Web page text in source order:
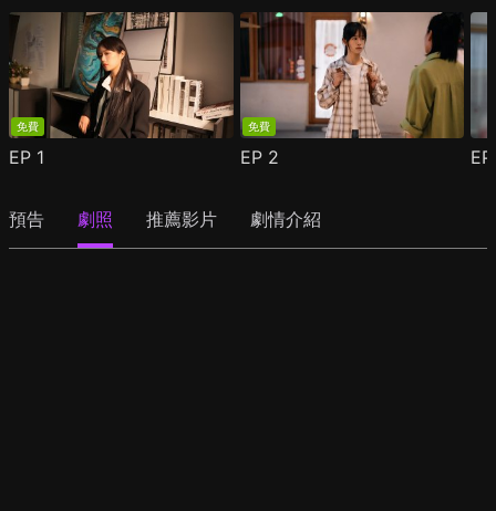
免費
EP 1
免費
EP 2
預告 劇照 推薦影片 劇情介紹